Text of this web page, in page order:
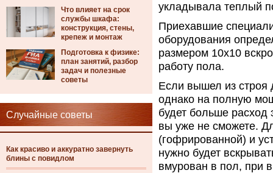
Что влияет на срок
службы шкафа:
конструкция, стены,
крепеж и монтаж
Подготовка к физике:
план занятий, разбор
задач и полезные
советы
Случайные советы
Как красиво и аккуратно завернуть
блины с повидлом
укладывала теплый
Приехавшие
оборудования
размером 10х10
работу пола.
Если вышел из строя
однако на полную
будет больше расход
вы уже не сможете.
(гофрированной) и
нужно будет
вмурован в пол, при